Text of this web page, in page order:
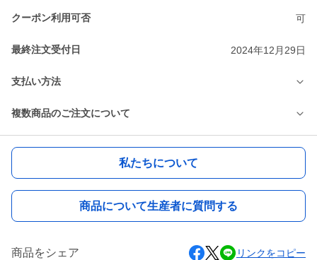
クーポン利用可否 可
最終注文受付日 2024年12月29日
支払い方法
複数商品のご注文について
私たちについて
商品について生産者に質問する
商品をシェア リンクをコピー